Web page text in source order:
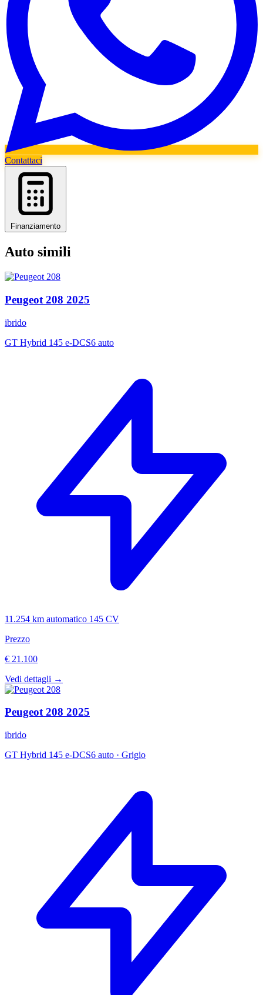
Contattaci
Finanziamento
Auto simili
Peugeot 208 2025
ibrido
GT Hybrid 145 e-DCS6 auto
11.254 km automatico 145 CV
Prezzo
€ 21.100
Vedi dettagli →
Peugeot208 2025
ibrido
GT Hybrid 145 e-DCS6 auto · Grigio